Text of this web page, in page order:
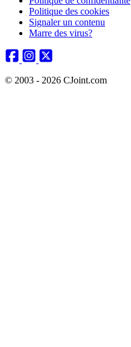
Politique des cookies
Signaler un contenu
Marre des virus?
© 2003 - 2026 CJoint.com